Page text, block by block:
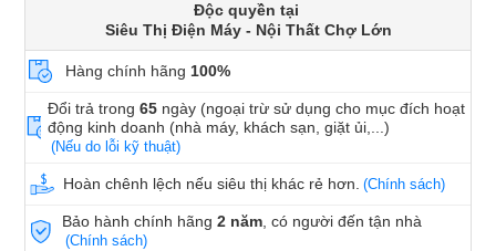
Độc quyền tại
Siêu Thị Điện Máy - Nội Thất Chợ Lớn
Hàng chính hãng 100%
Đổi trả trong65 ngày (ngoại trừ sử dụng cho mục đích hoạt
động kinh doanh (nhà máy, khách sạn, giặt ủi,...)
(Nếu do lỗi kỹ thuật)
Hoàn chênh lệch nếu siêu thị khác rẻ hơn. (Chính sách)
Bảo hành chính hãng2 năm , có người đến tận nhà
(Chính sách)